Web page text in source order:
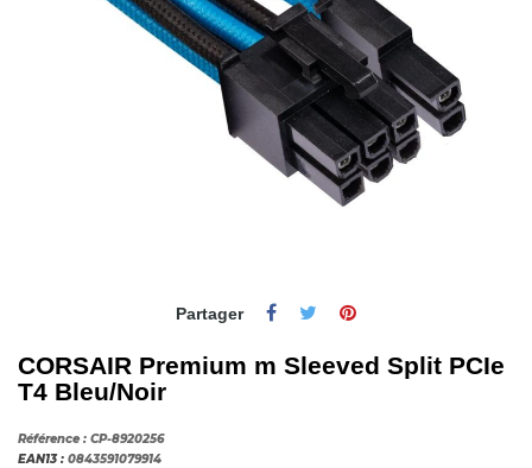
Partager
CORSAIR Premium m Sleeved Split PCIe
T4 Bleu/Noir
Référence : CP-8920256
EAN13 : 0843591079914